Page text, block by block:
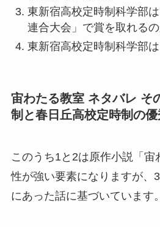
東新宿高校定時制科学部
連合大会」で賞を取れるの
東新宿高校定時制科学部
宙わたる教室 ネタバレ そ
制と春日丘高校定時制の
このうち1と2は原作小説「宙
性が強い要素になりますが、
にあった話に基づいています。